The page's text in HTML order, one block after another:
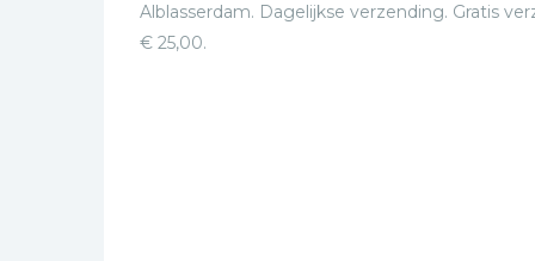
Alblasserdam. Dagelijkse verzending. Gratis
€ 25,00.